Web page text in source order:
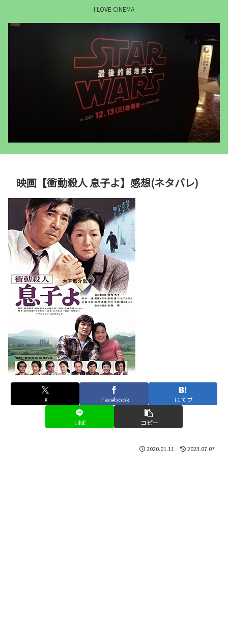
I LOVE CINEMA
映画【衝動殺人 息子よ】感想(ネタバレ)
X Facebook はてブ
LINE コピー
2020.01.11 2023.07.07